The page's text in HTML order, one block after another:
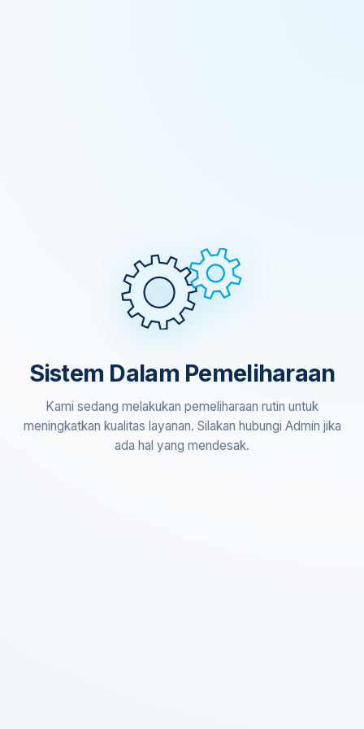
Sistem Dalam Pemeliharaan
Kami sedang melakukan pemeliharaan rutin untuk
meningkatkan kualitas layanan. Silakan hubungi Admin jika
ada hal yang mendesak.